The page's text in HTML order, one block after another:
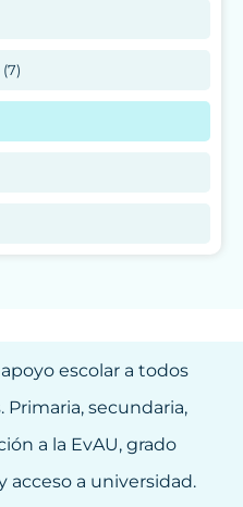
escolar a todos
Primaria, secundaria,
a la EvAU, grado
acceso a universidad.